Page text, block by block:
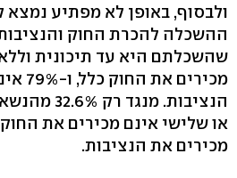
ולבסוף, באופן לא מפתיע נמצא
ההשכלה להכרת החוק
הנציבות.
מכירים את הנציבות.